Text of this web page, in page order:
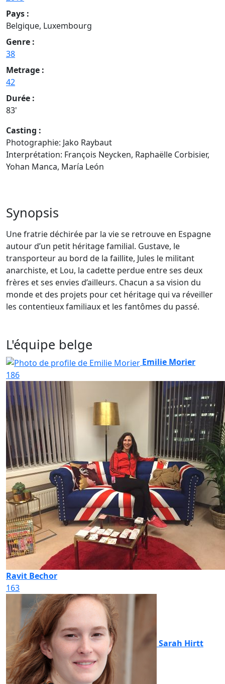
Pays :
Belgique, Luxembourg
Genre :
38
Metrage :
42
Durée :
83'
Casting :
Photographie: Jako Raybaut
Interprétation: François Neycken, Raphaëlle Corbisier,
Yohan Manca, María León
Synopsis
Une fratrie déchirée par la vie se retrouve en Espagne
autour d’un petit héritage familial. Gustave, le
transporteur au bord de la faillite, Jules le militant
anarchiste, et Lou, la cadette perdue entre ses deux
frères et ses envies d’ailleurs. Chacun a sa vision du
monde et des projets pour cet héritage qui va réveiller
les contentieux familiaux et les fantômes du passé.
L'équipe belge
Emilie Morier
186
Ravit Bechor
163
Sarah Hirtt